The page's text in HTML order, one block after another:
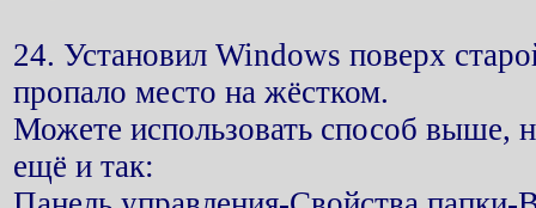
24. Установил Windows поверх
пропало место на жёстком.
Можете использовать способ выше,
ещё и так: